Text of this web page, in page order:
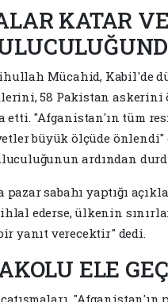
KATAR
Mücahid, Kabil'de
58 Pakistan
etti. "Afganistan'ın tüm
büyük ölçüde
ardından
sabahı yaptığı
ederse, ülkenin
yanıt verecektir" dedi.
ELE